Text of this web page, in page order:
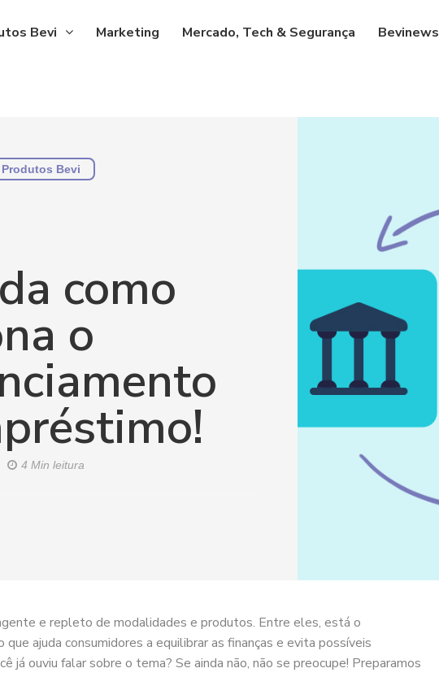
Bevi Marketing Mercado, Tech & Segurança Bevinews
Produtos Bevi
como
o
4 Min leitura
e repleto de modalidades e produtos. Entre eles, está o
ajuda consumidores a equilibrar as finanças e evita possíveis
já ouviu falar sobre o tema? Se ainda não, não se preocupe! Preparamos